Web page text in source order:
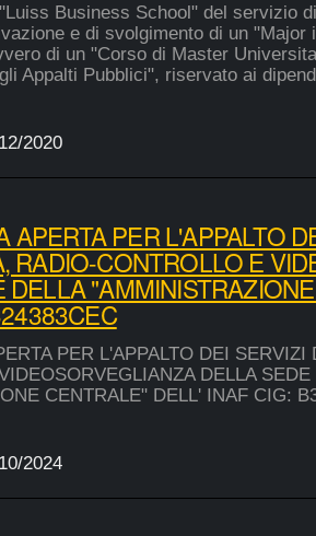
Business School" del servizio
e di svolgimento di un "Major
di un "Corso di Master
Appalti Pubblici", riservato ai
2020
APERTA PER L'APPALTO
RADIO-CONTROLLO E
DELLA
PER L'APPALTO DEI
DELLA SEDE
CENTRALE" DELL' INAF CIG:
2024